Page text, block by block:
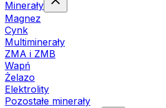
Minerały
Magnez
Cynk
Multiminerały
ZMA i ZMB
Wapń
Żelazo
Elektrolity
Pozostałe minerały